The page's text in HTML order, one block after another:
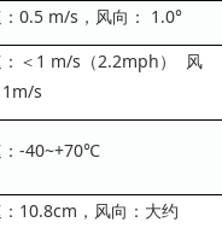
0.5 m/s，风向： 1.0°
：＜1 m/s（2.2mph） 风
s
：-40~+70℃
10.8cm，风向：大约